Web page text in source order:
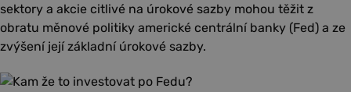
sektory a akcie citlivé na úrokové sazby mohou těžit z
obratu měnové politiky americké centrální banky (Fed) a ze
zvýšení její základní úrokové sazby.